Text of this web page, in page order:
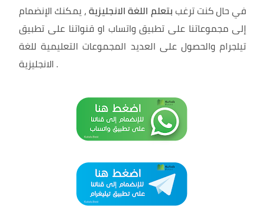
في حال كنت ترغب بتعلم اللغة الانجليزية، يمكنك الإنضمام
إلى مجموعاتنا على تطبيق واتساب او قنواتنا على تطبيق
تيلجرام والحصول على العديد المجموعات التعليمية للغة
.